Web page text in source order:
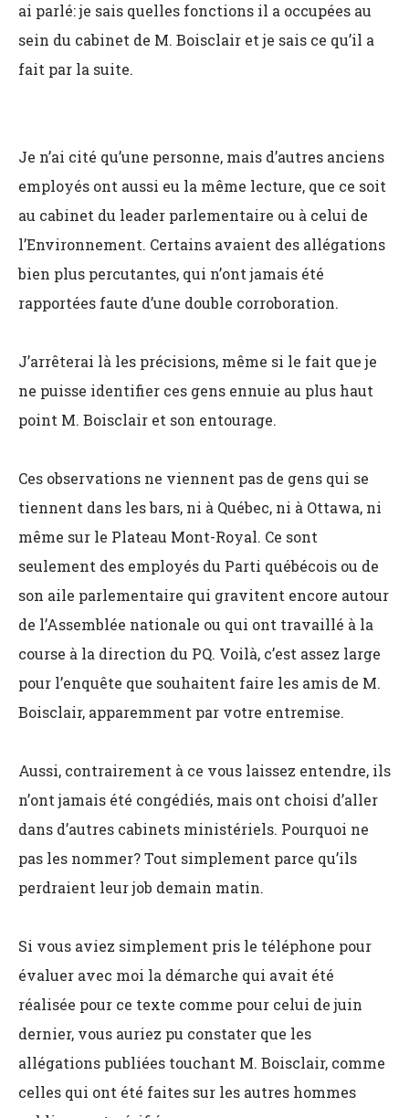
ai parlé: je sais quelles fonctions il a occupées au
sein du cabinet de M. Boisclair et je sais ce qu’il a
fait par la suite.
Je n’ai cité qu’une personne, mais d’autres anciens
employés ont aussi eu la même lecture, que ce soit
au cabinet du leader parlementaire ou à celui de
l’Environnement. Certains avaient des allégations
bien plus percutantes, qui n’ont jamais été
rapportées faute d’une double corroboration.
J’arrêterai là les précisions, même si le fait que je
ne puisse identifier ces gens ennuie au plus haut
point M. Boisclair et son entourage.
Ces observations ne viennent pas de gens qui se
tiennent dans les bars, ni à Québec, ni à Ottawa, ni
même sur le Plateau Mont-Royal. Ce sont
seulement des employés du Parti québécois ou de
son aile parlementaire qui gravitent encore autour
de l’Assemblée nationale ou qui ont travaillé à la
course à la direction du PQ. Voilà, c’est assez large
pour l’enquête que souhaitent faire les amis de M.
Boisclair, apparemment par votre entremise.
Aussi, contrairement à ce vous laissez entendre, ils
n’ont jamais été congédiés, mais ont choisi d’aller
dans d’autres cabinets ministériels. Pourquoi ne
pas les nommer? Tout simplement parce qu’ils
perdraient leur job demain matin.
Si vous aviez simplement pris le téléphone pour
évaluer avec moi la démarche qui avait été
réalisée pour ce texte comme pour celui de juin
dernier, vous auriez pu constater que les
allégations publiées touchant M. Boisclair, comme
celles qui ont été faites sur les autres hommes